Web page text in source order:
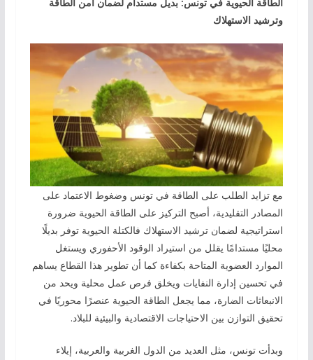
وترشيد الاستهلاك
مع تزايد الطلب على الطاقة في تونس وضغوط الاعتماد على
المصادر التقليدية، أصبح التركيز على الطاقة الحيوية ضرورة
استراتيجية لضمان ترشيد الاستهلاك فالكتلة الحيوية توفر بديلًا
محليًا مستدامًا يقلل من استيراد الوقود الأحفوري ويستغل
الموارد العضوية المتاحة بكفاءة كما أن تطوير هذا القطاع يساهم
في تحسين إدارة النفايات ويخلق فرص عمل محلية ويحد من
الانبعاثات الضارة، مما يجعل الطاقة الحيوية عنصرًا محوريًا في
تحقيق التوازن بين الاحتياجات الاقتصادية والبيئية للبلاد.
وبدأت تونس، مثل العديد من الدول الغربية والعربية، إيلاء